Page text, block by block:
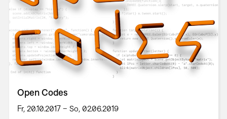
Open Codes
Fr, 20.10.2017 – So, 02.06.2019